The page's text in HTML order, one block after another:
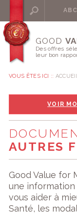
ABC
GOOD
Des offres
leur bon
VOUS ÊTES ICI ::
VOIR
AUTRES
Good Value for
une
vous aider à
Santé, les